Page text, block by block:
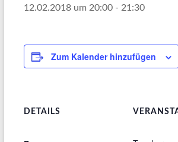
12.02.2018 um 20:00- 21:30
Zum Kalender hinzufügen
DETAILS